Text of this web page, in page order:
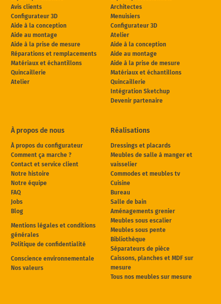
Avis clients
Configurateur 3D
Aide à la conception
Aide au montage
Aide à la prise de mesure
Réparations et remplacements
Matériaux et échantillons
Quincaillerie
Atelier
Architectes
Menuisiers
Configurateur 3D
Atelier
Aide à la conception
Aide au montage
Aide à la prise de mesure
Matériaux et échantillons
Quincaillerie
Intégration Sketchup
Devenir partenaire
À propos de nous
À propos du configurateur
Comment ça marche ?
Contact et service client
Notre histoire
Notre équipe
FAQ
Jobs
Blog
Mentions légales et conditions
générales
Politique de confidentialité
Conscience environnementale
Nos valeurs
Réalisations
Dressings et placards
Meubles de salle à manger et
vaisselier
Commodes et meubles tv
Cuisine
Bureau
Salle de bain
Aménagements grenier
Meubles sous escalier
Meubles sous pente
Bibliothèque
Séparateurs de pièce
Caissons, planches et MDF sur
mesure
Tous nos meubles sur mesure